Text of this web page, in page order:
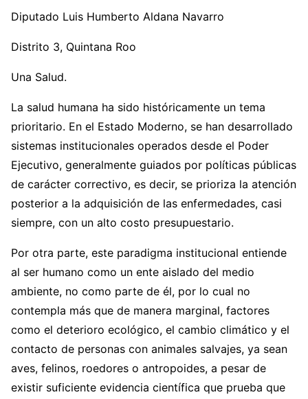
Diputado Luis Humberto Aldana Navarro
Distrito 3, Quintana Roo
Una Salud.
La salud humana ha sido históricamente un tema
prioritario. En el Estado Moderno, se han desarrollado
sistemas institucionales operados desde el Poder
Ejecutivo, generalmente guiados por políticas públicas
de carácter correctivo, es decir, se prioriza la atención
posterior a la adquisición de las enfermedades, casi
siempre, con un alto costo presupuestario.
Por otra parte, este paradigma institucional entiende
al ser humano como un ente aislado del medio
ambiente, no como parte de él, por lo cual no
contempla más que de manera marginal, factores
como el deterioro ecológico, el cambio climático y el
contacto de personas con animales salvajes, ya sean
aves, felinos, roedores o antropoides, a pesar de
existir suficiente evidencia científica que prueba que